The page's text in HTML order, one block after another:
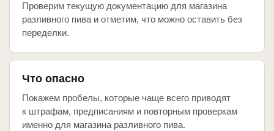
Проверим текущую документацию для магазина
разливного пива и отметим, что можно оставить без
переделки.
Что опасно
Покажем пробелы, которые чаще всего приводят
к штрафам, предписаниям и повторным проверкам
именно для магазина разливного пива.